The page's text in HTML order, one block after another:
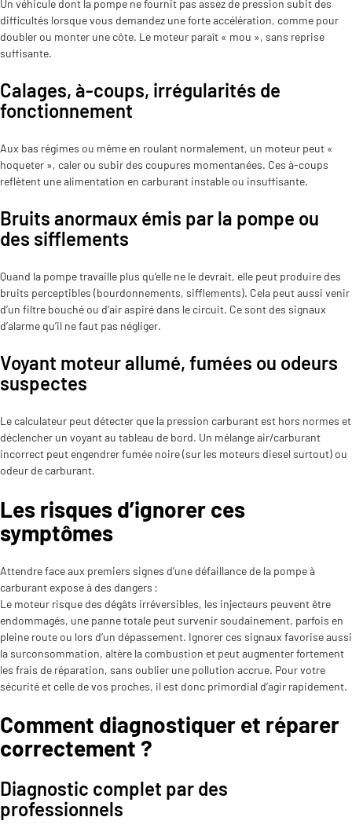
Un véhicule dont la pompe ne fournit pas assez de pression subit des
difficultés lorsque vous demandez une forte accélération, comme pour
doubler ou monter une côte. Le moteur paraît « mou », sans reprise
suffisante.
Calages, à-coups, irrégularités de
fonctionnement
Aux bas régimes ou même en roulant normalement, un moteur peut «
hoqueter », caler ou subir des coupures momentanées. Ces à-coups
reflètent une alimentation en carburant instable ou insuffisante.
Bruits anormaux émis par la pompe ou
des sifflements
Quand la pompe travaille plus qu’elle ne le devrait, elle peut produire des
bruits perceptibles (bourdonnements, sifflements). Cela peut aussi venir
d’un filtre bouché ou d’air aspiré dans le circuit. Ce sont des signaux
d’alarme qu’il ne faut pas négliger.
Voyant moteur allumé, fumées ou odeurs
suspectes
Le calculateur peut détecter que la pression carburant est hors normes et
déclencher un voyant au tableau de bord. Un mélange air/carburant
incorrect peut engendrer fumée noire (sur les moteurs diesel surtout) ou
odeur de carburant.
Les risques d’ignorer ces
symptômes
Attendre face aux premiers signes d’une défaillance de la pompe à
carburant expose à des dangers :
Le moteur risque des dégâts irréversibles, les injecteurs peuvent être
endommagés, une panne totale peut survenir soudainement, parfois en
pleine route ou lors d’un dépassement. Ignorer ces signaux favorise aussi
la surconsommation, altère la combustion et peut augmenter fortement
les frais de réparation, sans oublier une pollution accrue. Pour votre
sécurité et celle de vos proches, il est donc primordial d’agir rapidement.
Comment diagnostiquer et réparer
correctement ?
Diagnostic complet par des
professionnels